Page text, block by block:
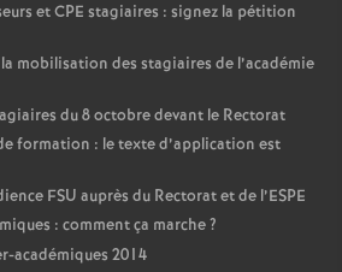
etCPE stagiaires : signez la pétition
mobilisation des stagiaires de l’académie
du 8 octobre devant le Rectorat
formation : le texte d’application est
FSU auprès du Rectorat et de l’ESPE
: comment ça marche?
académiques 2014